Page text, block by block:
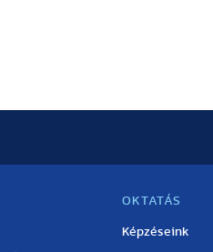
OKTATÁS
Képzéseink